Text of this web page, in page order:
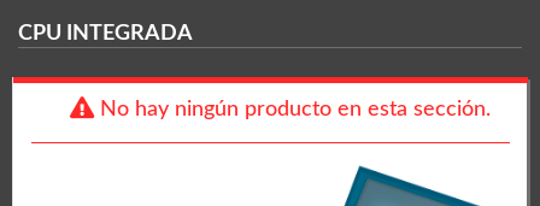
CPU INTEGRADA
No hay ningún producto en esta sección.